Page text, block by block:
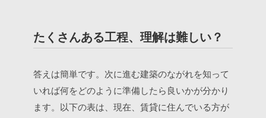
たくさんある工程、理解は難しい？
答えは簡単です。次に進む建築のながれを知って
いれば何をどのように準備したら良いかが分かり
ます。以下の表は、現在、賃貸に住んでいる方が